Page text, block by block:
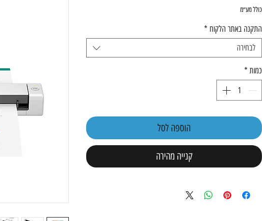
כולל מע״מ
התקנה באתר הלקוח *
לבחירה
כמות *
הוספה לסל
קנייה מהירה